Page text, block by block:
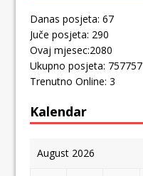
Danas posjeta: 67
Juče posjeta: 290
Ovaj mjesec:2080
Ukupno posjeta: 757757
Trenutno Online: 3
Kalendar
August 2026